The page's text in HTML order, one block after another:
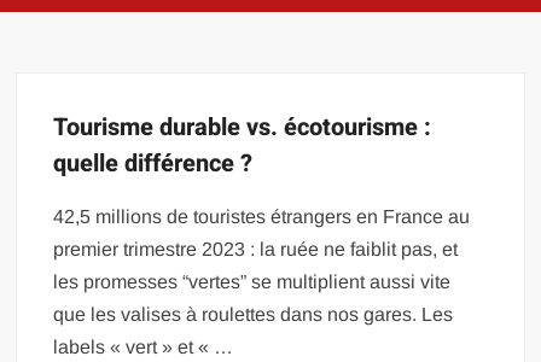
Tourisme durable vs. écotourisme :
quelle différence ?
42,5 millions de touristes étrangers en France au
premier trimestre 2023 : la ruée ne faiblit pas, et
les promesses “vertes” se multiplient aussi vite
que les valises à roulettes dans nos gares. Les
labels « vert » et « …